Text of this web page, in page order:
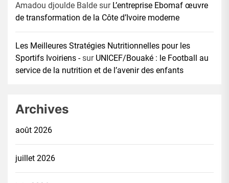
Amadou djoulde Balde sur L’entreprise Ebomaf œuvre
de transformation de la Côte d’Ivoire moderne
Les Meilleures Stratégies Nutritionnelles pour les
Sportifs Ivoiriens -sur UNICEF/Bouaké : le Football au
service de la nutrition et de l’avenir des enfants
Archives
août 2026
juillet 2026